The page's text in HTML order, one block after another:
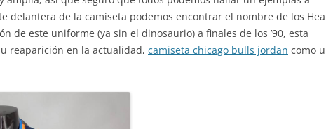
delantera de la camiseta podemos encontrar el nombre de los
de este uniforme (ya sin el dinosaurio) a finales de los ’90, esta
reaparición en la actualidad, camiseta chicago bulls jordan como